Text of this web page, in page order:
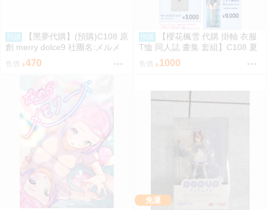
預購
【黑夢代購】(預購)C108 原
創 merry dolce9 社團名:メルメ
リー 繪師:三つ葉ちょこ
售價 470
預購
【櫻花楓雪 代購 掛軸 衣服
T恤 同人誌 畫集 套組】C108 夏
色しずく カントク 監督 5年目の
放課後
售價 1000
免運